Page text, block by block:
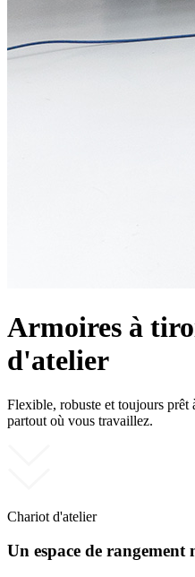
Armoires à
d'atelier
Flexible, robuste et toujours
partout où vous travaillez.
Chariot d'atelier
Un espace de rangement